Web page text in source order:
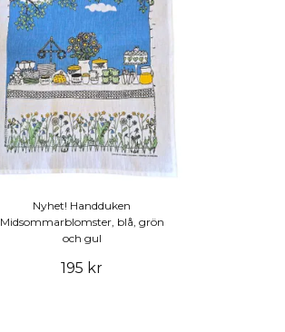
Nyhet! Handduken
Midsommarblomster, blå, grön
och gul
195 kr